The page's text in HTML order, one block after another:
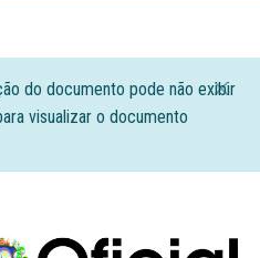
do documento pode não exibir
visualizar o documento